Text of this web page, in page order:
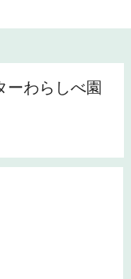
ーわらしべ園